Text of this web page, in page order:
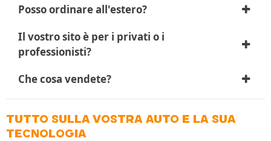
Posso ordinare all'estero?
Il vostro sito è per i privati o i
professionisti?
Che cosa vendete?
TUTTO SULLA VOSTRA AUTO E LA SUA
TECNOLOGIA